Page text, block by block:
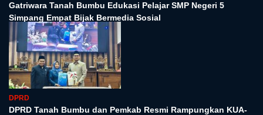
Gatriwara Tanah Bumbu Edukasi Pelajar SMP Negeri 5
Simpang Empat Bijak Bermedia Sosial
DPRD
DPRD Tanah Bumbu dan Pemkab Resmi Rampungkan KUA-